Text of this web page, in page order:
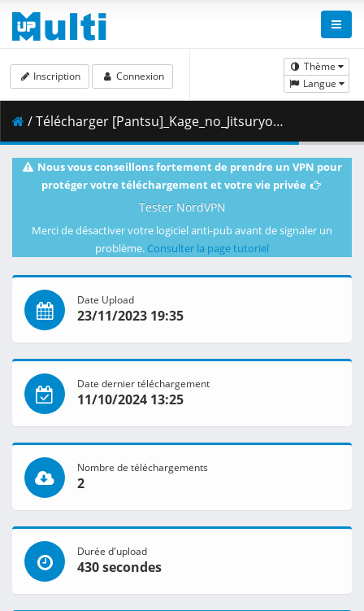
Thème
Langue
Inscription Connexion
/ Télécharger [Pantsu]_Kage_no_Jitsuryokusha_ni_Naritakute__S2_-_08_[1080p][51E90DF4].mkv.001 ( 276.19 MB )
Nous vous conseillons fortement de prendre un VPN pour
protéger votre téléchargement et votre vie privée
Tester NordVPN
Merci de désactiver votre logiciel anti-pub avant de signaler un
problème. Consulter la page tutoriel
Date Upload
23/11/2023 19:35
Date dernier téléchargement
11/10/2024 13:25
Nombre de téléchargements
2
Durée d'upload
430 secondes